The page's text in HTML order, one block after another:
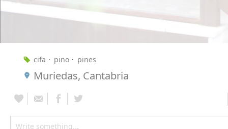
cifa pino pines
Muriedas, Cantabria